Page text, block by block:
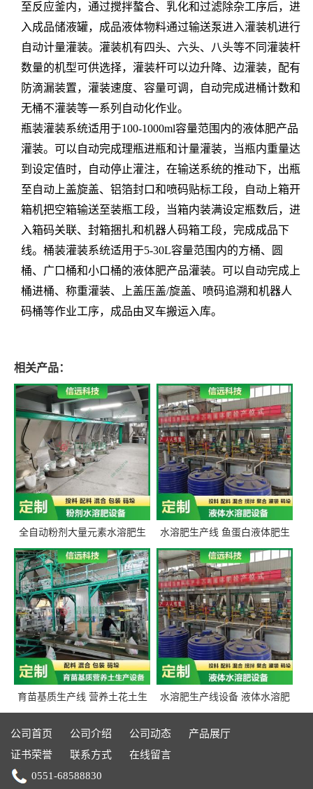
至反应釜内，通过搅拌螯合、乳化和过滤除杂工序后，进
入成品储液罐，成品液体物料通过输送泵进入灌装机进行
自动计量灌装。灌装机有四头、六头、八头等不同灌装杆
数量的机型可供选择，灌装杆可以边升降、边灌装，配有
防滴漏装置，灌装速度、容量可调，自动完成进桶计数和
无桶不灌装等一系列自动化作业。
瓶装灌装系统适用于100-1000ml容量范围内的液体肥产品
灌装。可以自动完成理瓶进瓶和计量灌装，当瓶内重量达
到设定值时，自动停止灌注，在输送系统的推动下，出瓶
至自动上盖旋盖、铝箔封口和喷码贴标工段，自动上箱开
箱机把空箱输送至装瓶工段，当箱内装满设定瓶数后，进
入箱码关联、封箱捆扎和机器人码箱工段，完成成品下
线。桶装灌装系统适用于5-30L容量范围内的方桶、圆
桶、广口桶和小口桶的液体肥产品灌装。可以自动完成上
桶进桶、称重灌装、上盖压盖/旋盖、喷码追溯和机器人
码桶等作业工序，成品由叉车搬运入库。
相关产品：
全自动粉剂大量元素水溶肥生
产设备 信远科技肥料生产设备
源头厂家
水溶肥生产线 鱼蛋白液体肥生
产设备 氨基酸液态肥全套设备
育苗基质生产线 营养土花土生
产线 有机肥生产线设备
水溶肥生产线设备 液体水溶肥
生产线 桶装液体水溶肥生产线
设备
公司首页 公司介绍 公司动态
产品展厅
证书荣誉
联系方式
在线留言
0551-68588830